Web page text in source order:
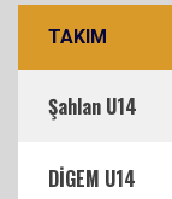
TAKIM
Şahlan U14
DİGEM U14